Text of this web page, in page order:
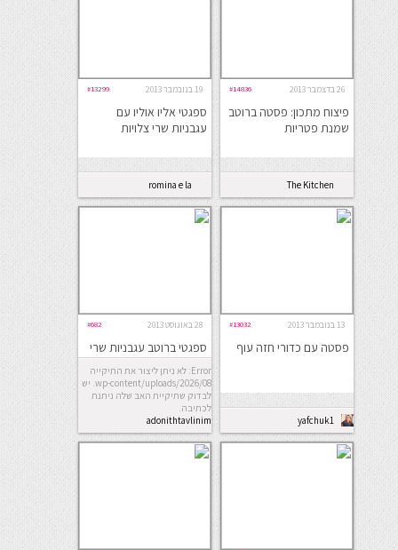
26 בדצמבר 2013 #14836
פיצוח מתכון: פסטה ברוטב
שמנת פטריות
The Kitchen
Coach
19 בנובמבר 2013 #13299
ספגטי אליו אוליו עם
עגבניות שרי צלויות
romina e la
cucina
13 בנובמבר 2013 #13032
פסטה עם כדורי חזה עוף
yafchuk1
28 באוגוסט 2013 #682
ספגטי ברוטב עגבניות שרי
Error: לא ניתן ליצור את התיקייה
wp-content/uploads/2026/08. יש
לבדוק שתיקיית האב שלה ניתנת
לכתיבה.
adonithtavlinim